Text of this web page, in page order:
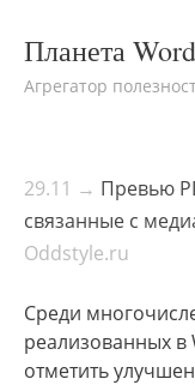
Планета
Агрегатор
29.11 → Превью
связанные с
Oddstyle.ru
Среди
реализованных в
отметить